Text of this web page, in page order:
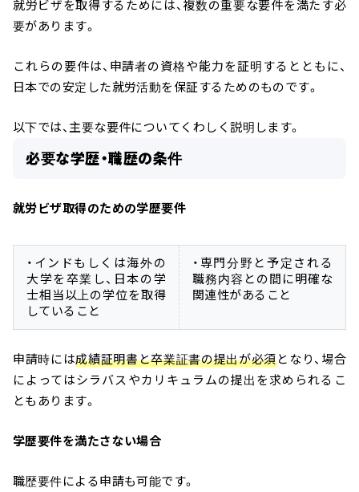
就労ビザを取得するためには、複数の重要な要件を満たす必
要があります。
これらの要件は、申請者の資格や能力を証明するとともに、
日本での安定した就労活動を保証するためのものです。
以下では、主要な要件についてくわしく説明します。
必要な学歴・職歴の条件
就労ビザ取得のための学歴要件
・インドもしくは海外の
大学を卒業し、日本の学
士相当以上の学位を取得
していること
・専門分野と予定される
職務内容との間に明確な
関連性があること
申請時には成績証明書と卒業証書の提出が必須となり、場合
によってはシラバスやカリキュラムの提出を求められるこ
ともあります。
学歴要件を満たさない場合
職歴要件による申請も可能です。